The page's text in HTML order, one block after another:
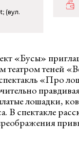
(вул.
«Бусы»
театром теней
«Про
лошадки,
В спектакле